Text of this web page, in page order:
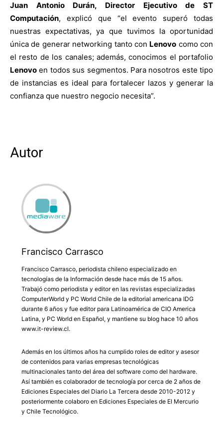
Juan Antonio Durán, Director Ejecutivo de ST
Computación, explicó que “el evento superó todas
nuestras expectativas, ya que tuvimos la oportunidad
única de generar networking tanto con Lenovo como con
el resto de los canales; además, conocimos el portafolio
Lenovo en todos sus segmentos. Para nosotros este tipo
de instancias es ideal para fortalecer lazos y generar la
confianza que nuestro negocio necesita”.
Autor
Francisco Carrasco
Francisco Carrasco, periodista chileno especializado en
tecnologías de la Información desde hace más de 15 años.
Trabajó como periodista y editor en las revistas especializadas
ComputerWorld y PC World Chile de la editorial americana IDG
durante 6 años y fue editor para Latinoamérica de CIO America
Latina, y PC World en Español, y mantiene su blog hace 10 años
www.it-review.cl.
Además en los últimos años ha cumplido roles de editor y asesor
de contenidos para varias empresas tecnológicas
multinacionales tanto del área del software como del hardware.
Así también es colaborador de tecnología por cerca de 2 años de
Ediciones Especiales del Diario La Tercera desde 2010-2012 y
posteriormente colaboro en Ediciones Especiales de El Mercurio
y Chile Tecnológico.